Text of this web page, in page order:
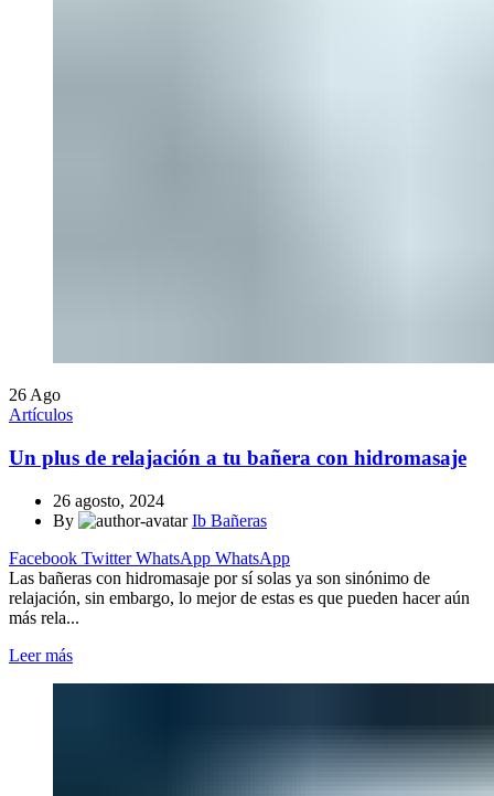
26 Ago
Artículos
Un plus de relajación a tu bañera con hidromasaje
26 agosto, 2024
By
Ib Bañeras
Facebook Twitter WhatsApp WhatsApp
Las bañeras con hidromasaje por sí solas ya son sinónimo de
relajación, sin embargo, lo mejor de estas es que pueden hacer aún
más rela...
Leer más